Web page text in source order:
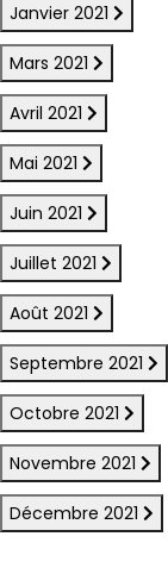
Janvier 2021
Mars 2021
Avril 2021
Mai 2021
Juin 2021
Juillet 2021
Août 2021
Septembre 2021
Octobre 2021
Novembre 2021
Décembre 2021